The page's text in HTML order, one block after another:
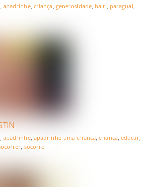
, apadrinhe, criança, generosidade, haiti, paraguai,
apadrinhe, apadrinhe-uma-criança,criança,educar,
socorro